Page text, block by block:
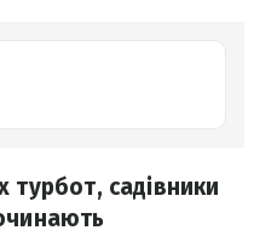
турбот, садівники